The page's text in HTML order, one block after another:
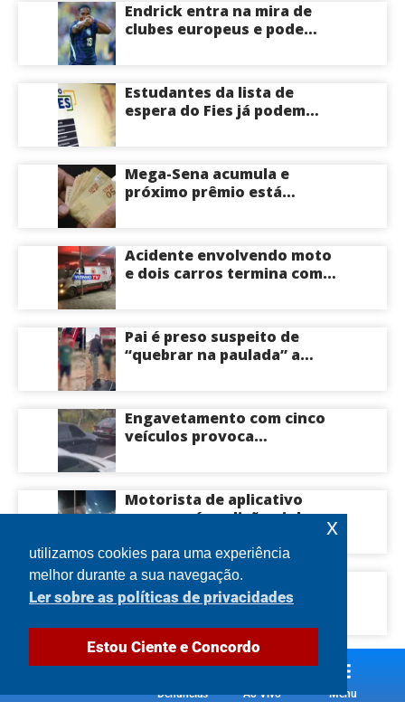
Endrick entra na mira de
clubes europeus e pode
Estudantes da lista de
espera do Fies já podem
Mega-Sena acumula e
próximo prêmio está
Acidente envolvendo moto
e dois carros termina com
Pai é preso suspeito de
“quebrar na paulada” a
Itacoatiara: “batia para
corrigir e educar”; veja
vídeo
Engavetamento com cinco
veículos provoca
Manaus
Motorista de aplicativo
morre após colisão violenta
Manaus
Governador Roberto Cidade
visita Hospital Francisca
cirurgias cardíacas
pediátricas
Denúncias Ao Vivo Menu
utilizamos cookies para uma experiência
melhor durante a sua navegação.
Ler sobre as políticas de privacidades
Estou Ciente e Concordo
x